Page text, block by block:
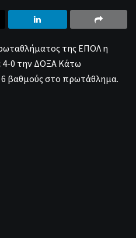
της ΕΠΟΛ η
4-0 την ΔΟΞΑ Κάτω
6 βαθμούς στο πρωτάθλημα.